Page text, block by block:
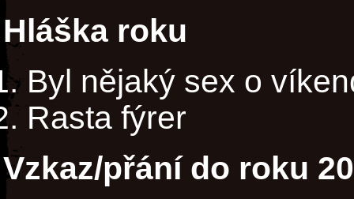
Hláška roku
Byl nějaký sex o
Rasta fýrer
Vzkaz/přání do roku